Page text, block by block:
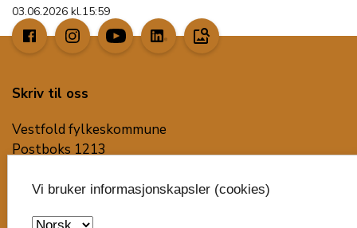
03.06.2026 kl.15:59
image_search
Skriv til oss
Vestfold fylkeskommune
Postboks 1213
3105 Tønsberg
Vi bruker informasjonskapsler (cookies)